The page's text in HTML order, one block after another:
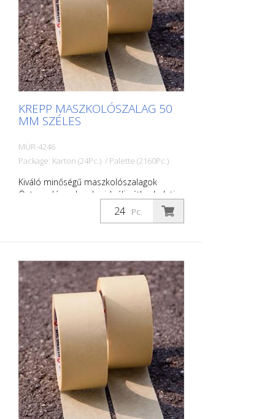
KREPP MASZKOLÓSZALAG 50
MM SZÉLES
MÜR-4246
Package: Karton (24Pc.) / Palette (2160Pc.)
Kiváló minőségű maszkolószalagok
Öntapadó szalagok - ideális útburkolati
jelek, jelek, szimbólumok stb.
maszkolásához. Szélesség: szélesség: 50
Pc.